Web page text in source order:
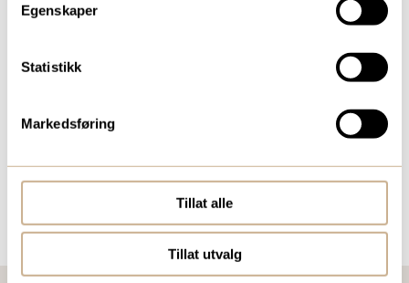
Egenskaper
Statistikk
Markedsføring
Tillat alle
Tillat utvalg
Produktspesialist Hospital
kristian.melien@ortomedic.no